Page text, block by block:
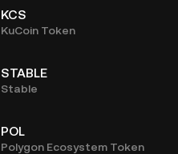
KCS
KuCoin Token
STABLE
Stable
POL
Polygon Ecosystem Token